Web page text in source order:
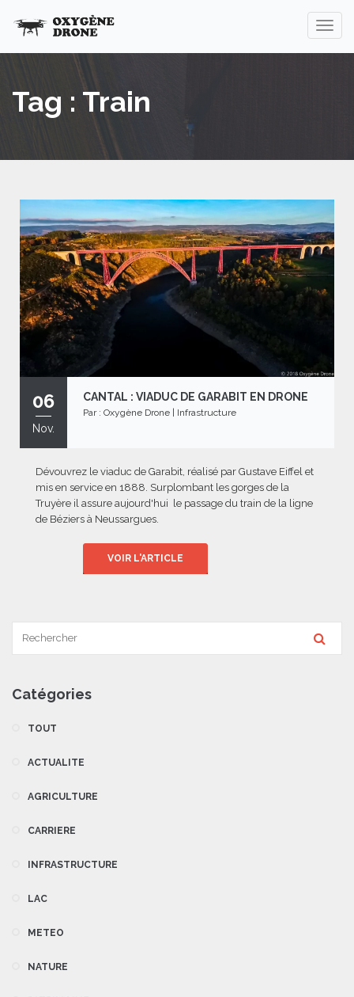
Tag : Train
06
Nov.
CANTAL : VIADUC DE GARABIT EN DRONE
Par : Oxygène Drone | Infrastructure
Dévouvrez le viaduc de Garabit, réalisé par Gustave Eiffel et
mis en service en 1888. Surplombant les gorges de la
Truyère il assure aujourd'hui le passage du train de la ligne
de Béziers à Neussargues.
VOIR L'ARTICLE
Catégories
TOUT
ACTUALITE
AGRICULTURE
CARRIERE
INFRASTRUCTURE
LAC
METEO
NATURE